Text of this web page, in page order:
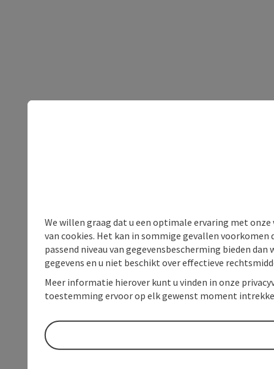
We willen graag dat u een optimale ervaring met
van cookies. Het kan in sommige gevallen voorkomen
passend niveau van gegevensbescherming bieden
gegevens en u niet beschikt over effectieve
Meer informatie hierover kunt u vinden in onze
toestemming ervoor op elk gewenst moment